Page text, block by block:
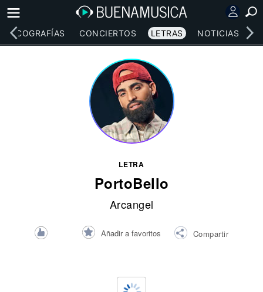
DISCOGRAFÍAS CONCIERTOS LETRAS NOTICIAS
LETRA
PortoBello
Arcangel
Añadir a favoritos Compartir